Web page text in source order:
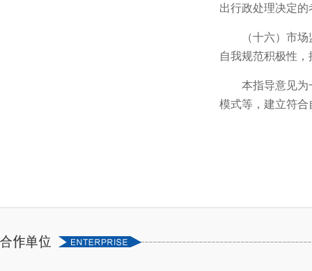
出行政处理决定的
（十六）市
自我规范积极性
本指导意见为
模式等，建立符